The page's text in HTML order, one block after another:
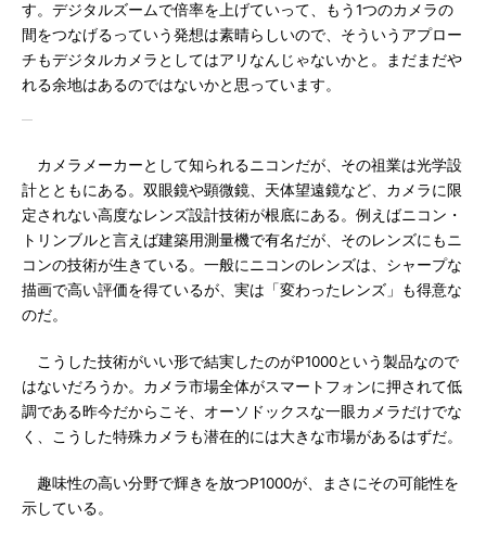
す。デジタルズームで倍率を上げていって、もう1つのカメラの
間をつなげるっていう発想は素晴らしいので、そういうアプロー
チもデジタルカメラとしてはアリなんじゃないかと。まだまだや
れる余地はあるのではないかと思っています。
カメラメーカーとして知られるニコンだが、その祖業は光学設
計とともにある。双眼鏡や顕微鏡、天体望遠鏡など、カメラに限
定されない高度なレンズ設計技術が根底にある。例えばニコン・
トリンブルと言えば建築用測量機で有名だが、そのレンズにもニ
コンの技術が生きている。一般にニコンのレンズは、シャープな
描画で高い評価を得ているが、実は「変わったレンズ」も得意な
のだ。
こうした技術がいい形で結実したのがP1000という製品なので
はないだろうか。カメラ市場全体がスマートフォンに押されて低
調である昨今だからこそ、オーソドックスな一眼カメラだけでな
く、こうした特殊カメラも潜在的には大きな市場があるはずだ。
趣味性の高い分野で輝きを放つP1000が、まさにその可能性を
示している。